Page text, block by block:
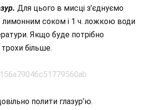
Для цього в мисці з’єднуємо
лимонним соком і 1 ч. ложкою води
Якщо буде потрібно
більше.
полити глазур’ю.